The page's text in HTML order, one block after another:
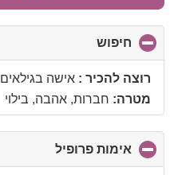
חיפוש
to
collapseרוצה להכיר :אישה בגילאים 47 - 53 שנים
מטרה: חברות, אהבה, בילוי
אימות פרופיל
to